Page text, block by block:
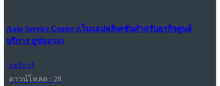
Auto Service Center (เว็บแอปพลิเคชันสำหรับธุรกิจศูนย์
บริการ อู่ซ่อมรถ)
แชร์แวร์
ดาวน์โหลด : 28